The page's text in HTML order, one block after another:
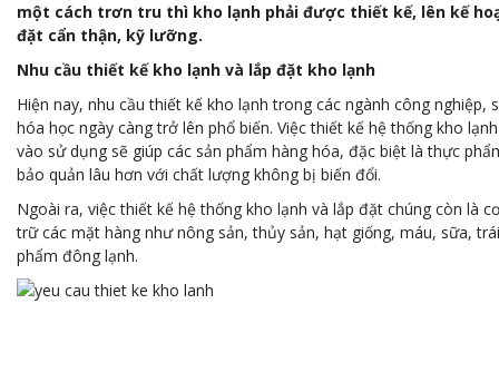
một cách trơn tru thì kho lạnh phải được thiết kế, lên kế
đặt cẩn thận, kỹ lưỡng.
Nhu cầu thiết kế kho lạnh và lắp đặt kho lạnh
Hiện nay, nhu cầu thiết kế kho lạnh trong các ngành công nghiệp,
hóa học ngày càng trở lên phổ biến. Việc thiết kế hệ thống kho
vào sử dụng sẽ giúp các sản phẩm hàng hóa, đặc biệt là thực
bảo quản lâu hơn với chất lượng không bị biến đổi.
Ngoài ra, việc thiết kế hệ thống kho lạnh và lắp đặt chúng còn là
trữ các mặt hàng như nông sản, thủy sản, hạt giống, máu, sữa,
phẩm đông lạnh.